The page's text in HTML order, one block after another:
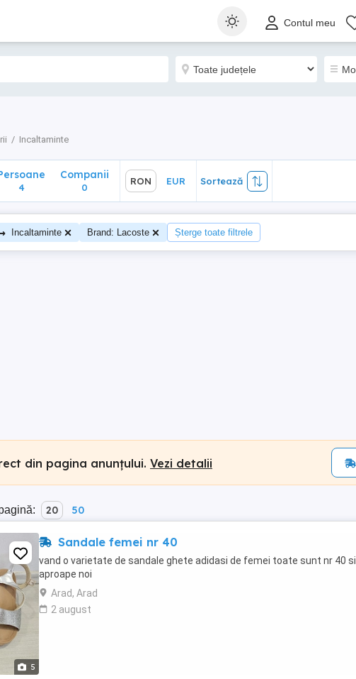
Contul meu
Incaltaminte
Sortează
4
Companii
0
RON EUR Sortează
Incaltaminte Brand: Lacoste Șterge toate filtrele
din pagina anunțului. Vezi detalii
20 50
5
Sandale femei nr 40
vand o varietate de sandale ghete adidasi de femei toate sunt nr 40 si
aproape noi
Arad, Arad
2 august